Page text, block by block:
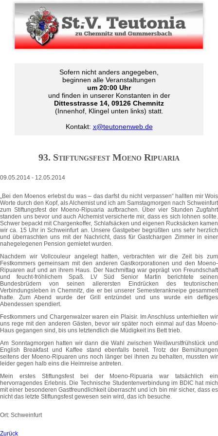
Sofern nicht anders angegeben,
beginnen alle Veranstaltungen
um 20:00 Uhr
und finden in unserer Konstanten in der
Dittesstrasse 14, 09126 Chemnitz
(Innenhof, Klingel unten links) statt.
Kontakt: x@teutonenweb.de
93. Stiftungsfest Moeno Ripuaria
09.05.2014 - 12.05.2014
„Bei den Moenos erlebst du was – das darfst du nicht verpassen“ hallten mir Wois
Worte durch den Kopf, als Alchemist und ich am Samstagmorgen nach Schweinfurt
zum Stiftungsfest der Moeno-Ripuaria aufbrachen. Über vier Stunden Zugfahrt
standen uns bevor und auch Alchemist versicherte mir, dass es sich lohnen sollte.
Schwer bepackt mit Chargenkoffer, Schlafsäcken und eigenen Rucksäcken kamen
wir ca. 15 Uhr in Schweinfurt an. Unsere Gastgeber begrüßten uns sehr herzlich
und überraschten uns mit der Nachricht, dass für Gastchargen Zimmer in einer
nahegelegenen Pension gemietet wurden.
Nachdem wir Vollcouleur angelegt hatten, verbrachten wir die Zeit bis zum
Festkommers gemeinsam mit den anderen Gastkorporationen und den Moeno-
Ripuaren auf und an ihrem Haus. Der Nachmittag war geprägt von Freundschaft
und feucht-fröhlichem Spaß. LV Süd Senior Martin berichtete seinen
Bundesbrüdern von seinen allerersten Eindrücken des teutonischen
Verbindungsleben in Chemnitz, die er bei unserer Semesterankneipe gesammelt
hatte. Zum Abend wurde der Grill entzündet und uns wurde ein deftiges
Abendessen spendiert.
Festkommers und Chargenwalzer waren ein Plaisir. Im Anschluss unterhielten wir
uns rege mit den anderen Gästen, bevor wir später noch einmal auf das Moeno-
Haus gegangen sind, bis uns letztendlich die Müdigkeit ins Bett trieb.
Am Sonntagmorgen hatten wir dann die Wahl zwischen Weißwurstfrühstück und
English Breakfast und Kaffee stand ebenfalls bereit. Trotz der Bemühungen
seitens der Moeno-Ripuaren uns noch länger bei ihnen zu behalten, mussten wir
leider gegen halb eins die Heimreise antreten.
Mein erstes Stiftungsfest bei der Moeno-Ripuaria war tatsächlich ein
hervorragendes Erlebnis. Die Technische Studentenverbindung im BDIC hat mich
mit einer besonderen Gastfreundlichkeit überrascht und ich bin mir sicher, dass es
nicht das letzte Stiftungsfest gewesen sein wird, das ich besuche.
Ort: Schweinfurt
Zurück